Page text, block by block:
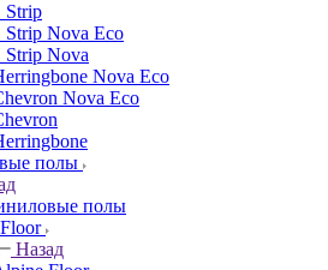
Strip
Strip Nova Eco
Strip Nova
Nova Eco
Nova Eco
полы
полы
Назад